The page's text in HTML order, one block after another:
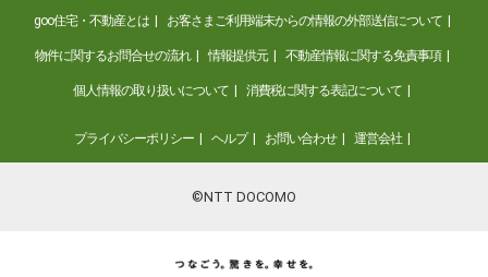
goo住宅・不動産とは お客さまご利用端末からの情報の外部送信について
物件に関するお問合せの流れ 情報提供元 不動産情報に関する免責事項
個人情報の取り扱いについて 消費税に関する表記について
プライバシーポリシー ヘルプ お問い合わせ 運営会社
©NTT DOCOMO